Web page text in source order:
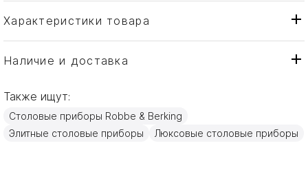
Характеристики товара
Тип товара
Набор
Бренд
Страна производителя
Материал
Посеребрение
6 персон, 39 предметов
Наличие и доставка
Также ищут:
Столовые приборы Robbe & Berking
Элитные столовые приборы
Люксовые столовые приборы